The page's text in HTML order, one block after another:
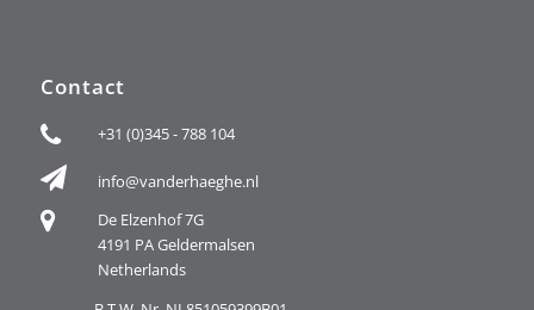
Contact
+31 (0)345 - 788 104
info@vanderhaeghe.nl
De Elzenhof 7G
4191 PA Geldermalsen
Netherlands